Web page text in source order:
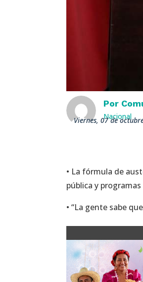
Por
Nacional
viernes, 07 de
• La fórmula de
pública y
• “La gente sabe